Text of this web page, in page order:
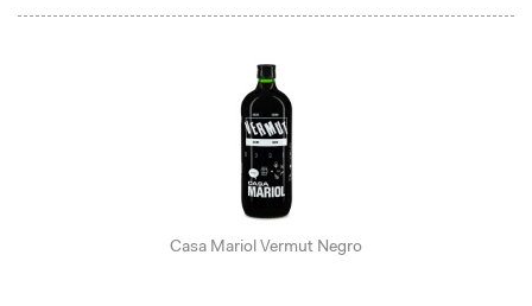
Casa Mariol Vermut Negro